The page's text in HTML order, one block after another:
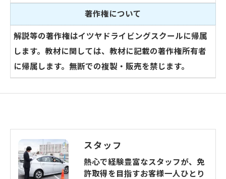
著作権について
解説等の著作権はイツヤドライビングスクールに帰属
します。教材に関しては、教材に記載の著作権所有者
に帰属します。無断での複製・販売を禁じます。
スタッフ
熱心で経験豊富なスタッフが、免
許取得を目指すお客様一人ひとり